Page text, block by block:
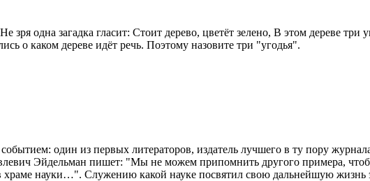
зря одна загадка гласит: Стоит дерево, цветёт зелено, В этом дереве
о каком дереве идёт речь. Поэтому назовите три "угодья".
один из первых литераторов, издатель лучшего в ту пору
Эйдельман пишет: "Мы не можем припомнить другого примера,
храме науки…". Служению какой науке посвятил свою дальнейшую жизнь